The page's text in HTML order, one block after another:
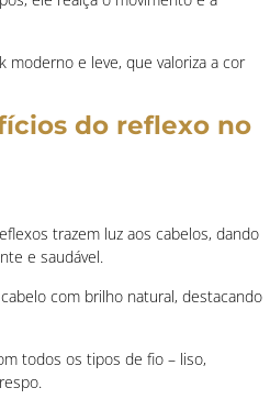
e leve, que valoriza a cor
do reflexo no
trazem luz aos cabelos, dando
e saudável.
com brilho natural, destacando
todos os tipos de fio – liso,